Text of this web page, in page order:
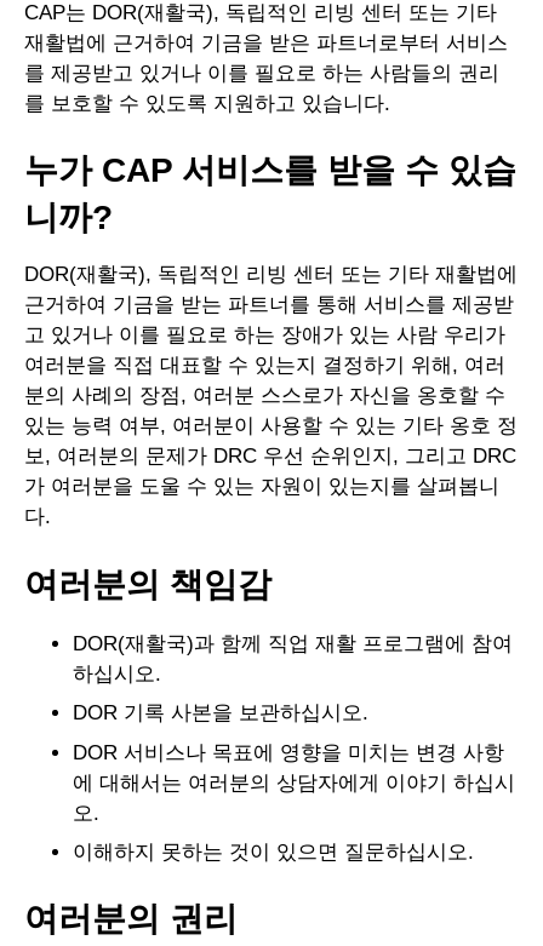
CAP는 DOR(재활국), 독립적인 리빙 센터 또는 기타
재활법에 근거하여 기금을 받은 파트너로부터 서비스
를 제공받고 있거나 이를 필요로 하는 사람들의 권리
를 보호할 수 있도록 지원하고 있습니다.
누가 CAP 서비스를 받을 수 있습
니까?
DOR(재활국), 독립적인 리빙 센터 또는 기타 재활법에
근거하여 기금을 받는 파트너를 통해 서비스를 제공받
고 있거나 이를 필요로 하는 장애가 있는 사람 우리가
여러분을 직접 대표할 수 있는지 결정하기 위해, 여러
분의 사례의 장점, 여러분 스스로가 자신을 옹호할 수
있는 능력 여부, 여러분이 사용할 수 있는 기타 옹호 정
보, 여러분의 문제가 DRC 우선 순위인지, 그리고 DRC
가 여러분을 도울 수 있는 자원이 있는지를 살펴봅니
다.
여러분의 책임감
DOR(재활국)과 함께 직업 재활 프로그램에 참여
하십시오.
DOR 기록 사본을 보관하십시오.
DOR 서비스나 목표에 영향을 미치는 변경 사항
에 대해서는 여러분의 상담자에게 이야기 하십시
오.
이해하지 못하는 것이 있으면 질문하십시오.
여러분의 권리